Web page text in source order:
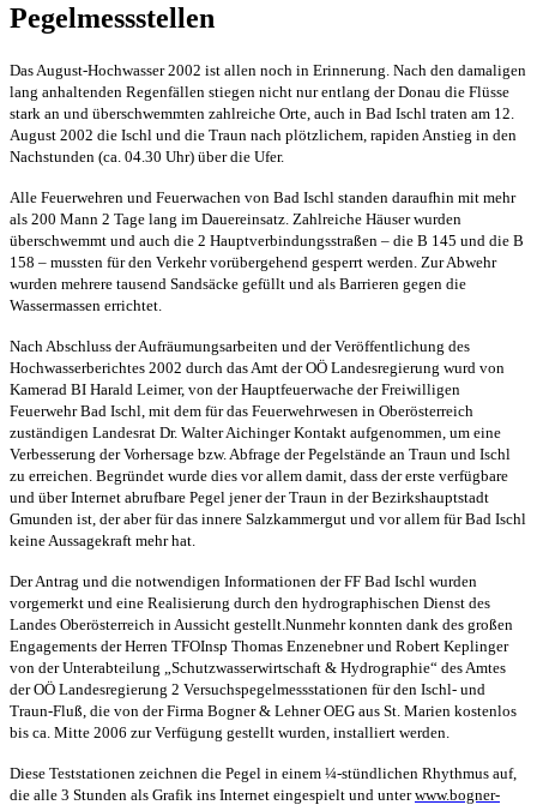
Pegelmessstellen
Das August-Hochwasser 2002 ist allen noch in Erinnerung. Nach den damaligen
lang anhaltenden Regenfällen stiegen nicht nur entlang der Donau die Flüsse
stark an und überschwemmten zahlreiche Orte, auch in Bad Ischl traten am 12.
August 2002 die Ischl und die Traun nach plötzlichem, rapiden Anstieg in den
Nachstunden (ca. 04.30 Uhr) über die Ufer.
Alle Feuerwehren und Feuerwachen von Bad Ischl standen daraufhin mit mehr
als 200 Mann 2 Tage lang im Dauereinsatz. Zahlreiche Häuser wurden
überschwemmt und auch die 2 Hauptverbindungsstraßen – die B 145 und die B
158 – mussten für den Verkehr vorübergehend gesperrt werden. Zur Abwehr
wurden mehrere tausend Sandsäcke gefüllt und als Barrieren gegen die
Wassermassen errichtet.
Nach Abschluss der Aufräumungsarbeiten und der Veröffentlichung des
Hochwasserberichtes 2002 durch das Amt der OÖ Landesregierung wurd von
Kamerad BI Harald Leimer, von der Hauptfeuerwache der Freiwilligen
Feuerwehr Bad Ischl, mit dem für das Feuerwehrwesen in Oberösterreich
zuständigen Landesrat Dr. Walter Aichinger Kontakt aufgenommen, um eine
Verbesserung der Vorhersage bzw. Abfrage der Pegelstände an Traun und Ischl
zu erreichen. Begründet wurde dies vor allem damit, dass der erste verfügbare
und über Internet abrufbare Pegel jener der Traun in der Bezirkshauptstadt
Gmunden ist, der aber für das innere Salzkammergut und vor allem für Bad Ischl
keine Aussagekraft mehr hat.
Der Antrag und die notwendigen Informationen derFF Bad Ischl wurden
vorgemerkt und eine Realisierung durch den hydrographischen Dienst des
Landes Oberösterreich in Aussicht gestellt. Nunmehr konnten dank des großen
Engagements der Herren TFOInsp Thomas Enzenebner und Robert Keplinger
von der Unterabteilung „Schutzwasserwirtschaft & Hydrographie“ des Amtes
der OÖ Landesregierung 2 Versuchspegelmessstationen für den Ischl- und
Traun-Fluß, die von der Firma Bogner & Lehner OEG aus St. Marien kostenlos
bis ca. Mitte 2006 zur Verfügung gestellt wurden, installiert werden.
Diese Teststationen zeichnen die Pegel in einem ¼-stündlichen Rhythmus auf,
die alle 3 Stunden als Grafik ins Internet eingespielt und unterwww.bogner-